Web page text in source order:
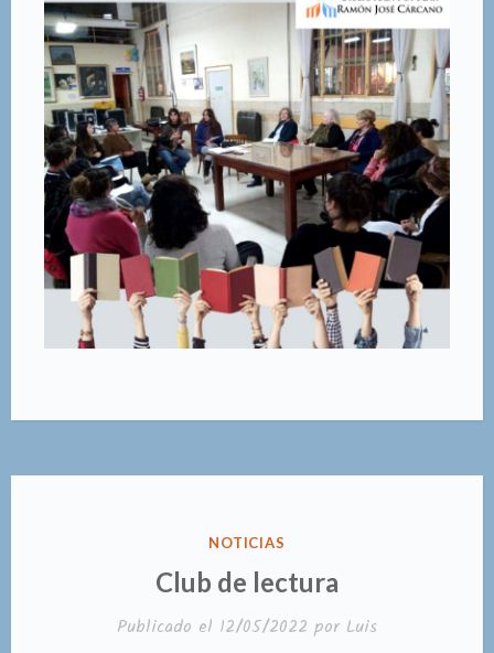
PUBLICADO
NOTICIAS
Club de lectura
Publicado el 12/05/2022 por Luis